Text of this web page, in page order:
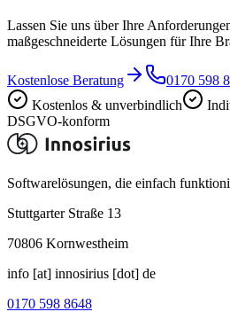
Lassen Sie uns über Ihre
maßgeschneiderte Lösungen für Ihre
Kostenlose Beratung
0170 598
Kostenlos & unverbindlich
DSGVO-konform
Softwarelösungen, die einfach
Stuttgarter Straße 13
70806 Kornwestheim
info [at] innosirius [dot] de
0170 598 8648